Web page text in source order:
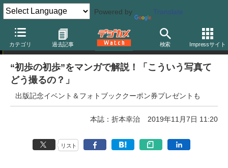
Powered by Translate
カテゴリ 過去記事 検索 Impressサイト
デジタルカメラマガジン
“初歩の初歩”をマンガで解説！「こういう写真て
どう撮るの？」
出版記念イベント＆フォトブッククーポン券プレゼントも
本誌：折本幸治 2019年11月7日 11:20
リスト